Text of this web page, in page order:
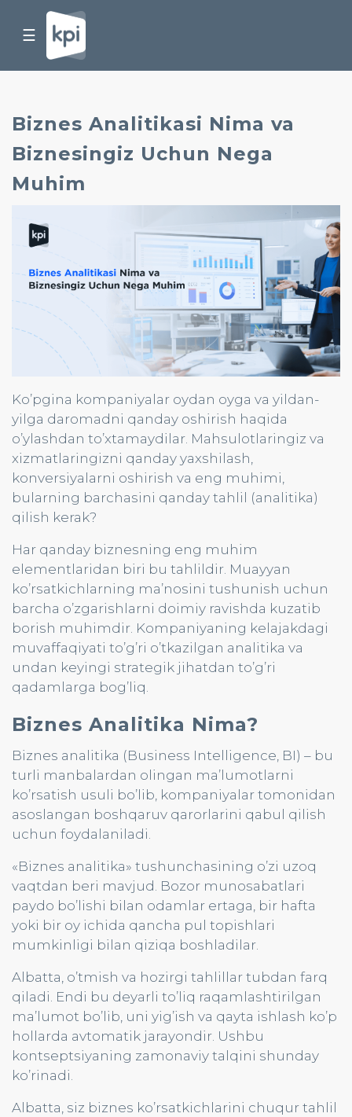
☰
Biznes Analitikasi Nima va
Biznesingiz Uchun Nega
Muhim
Ko’pgina kompaniyalar oydan oyga va yildan-
yilga daromadni qanday oshirish haqida
o’ylashdan to’xtamaydilar. Mahsulotlaringiz va
xizmatlaringizni qanday yaxshilash,
konversiyalarni oshirish va eng muhimi,
bularning barchasini qanday tahlil (analitika)
qilish kerak?
Har qanday biznesning eng muhim
elementlaridan biri bu tahlildir. Muayyan
ko’rsatkichlarning ma’nosini tushunish uchun
barcha o’zgarishlarni doimiy ravishda kuzatib
borish muhimdir. Kompaniyaning kelajakdagi
muvaffaqiyati to’g’ri o’tkazilgan analitika va
undan keyingi strategik jihatdan to’g’ri
qadamlarga bog’liq.
Biznes Analitika Nima?
Biznes analitika (Business Intelligence, BI) – bu
turli manbalardan olingan ma’lumotlarni
ko’rsatish usuli bo’lib, kompaniyalar tomonidan
asoslangan boshqaruv qarorlarini qabul qilish
uchun foydalaniladi.
«Biznes analitika» tushunchasining o’zi uzoq
vaqtdan beri mavjud. Bozor munosabatlari
paydo bo’lishi bilan odamlar ertaga, bir hafta
yoki bir oy ichida qancha pul topishlari
mumkinligi bilan qiziqa boshladilar.
Albatta, o’tmish va hozirgi tahlillar tubdan farq
qiladi. Endi bu deyarli to’liq raqamlashtirilgan
ma’lumot bo’lib, uni yig’ish va qayta ishlash ko’p
hollarda avtomatik jarayondir. Ushbu
kontseptsiyaning zamonaviy talqini shunday
ko’rinadi.
Albatta, siz biznes ko’rsatkichlarini chuqur tahlil